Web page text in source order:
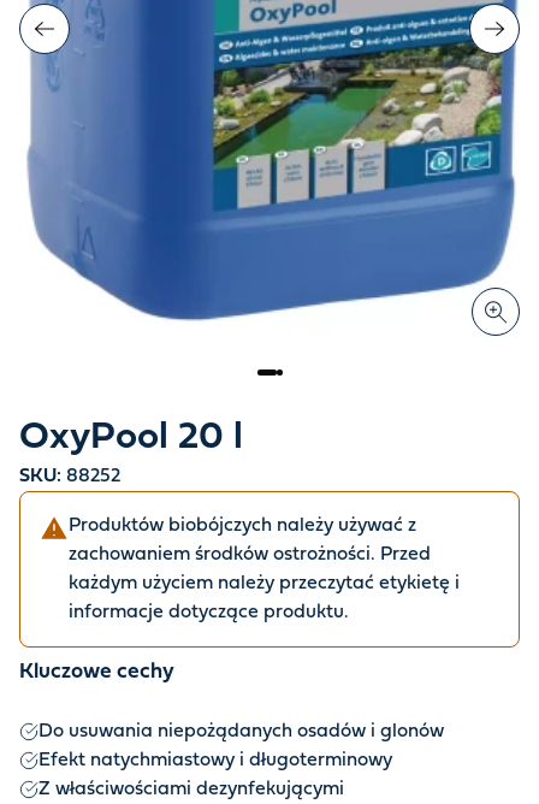
OxyPool 20 l
SKU: 88252
Produktów biobójczych należy używać z
zachowaniem środków ostrożności. Przed
każdym użyciem należy przeczytać etykietę i
informacje dotyczące produktu.
Kluczowe cechy
Do usuwania niepożądanych osadów i glonów
Efekt natychmiastowy i długoterminowy
Z właściwościami dezynfekującymi